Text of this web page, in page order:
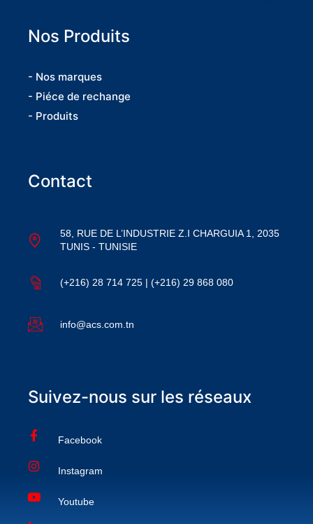
Nos Produits
- Nos marques
- Piéce de rechange
- Produits
Contact
58, RUE DE L’INDUSTRIE Z.I CHARGUIA 1, 2035
TUNIS - TUNISIE
(+216) 28 714 725 | (+216) 29 868 080
info@acs.com.tn
Suivez-nous sur les réseaux
Facebook
Instagram
Youtube